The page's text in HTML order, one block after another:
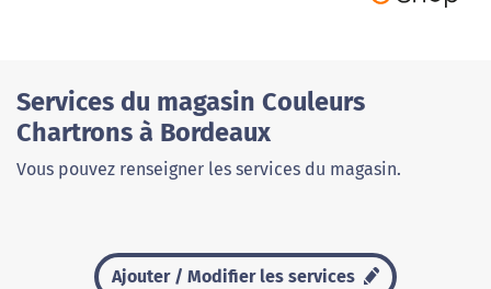
Services du magasin Couleurs
Chartrons à Bordeaux
Vous pouvez renseigner les services du magasin.
Ajouter / Modifier les services